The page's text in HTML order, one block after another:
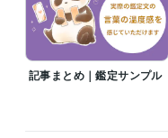
◆電話鑑定のご予約について
・ご予約は、出品ページの
・ご希望時間の3時間前ま
・1枠30分、1日1枠を目安
◆メッセージ占い・チャッ
メッセージ占い・チャット
ご依頼後、24時間以内に鑑
記事まとめ｜鑑定サンプル